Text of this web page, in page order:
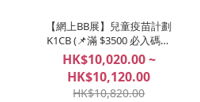
【網上BB展】兒童疫苗計劃
K1CB (📌滿 $3500 必入碼：
折扣、好禮任你揀！)
HK$10,020.00 ~
HK$10,120.00
HK$10,820.00